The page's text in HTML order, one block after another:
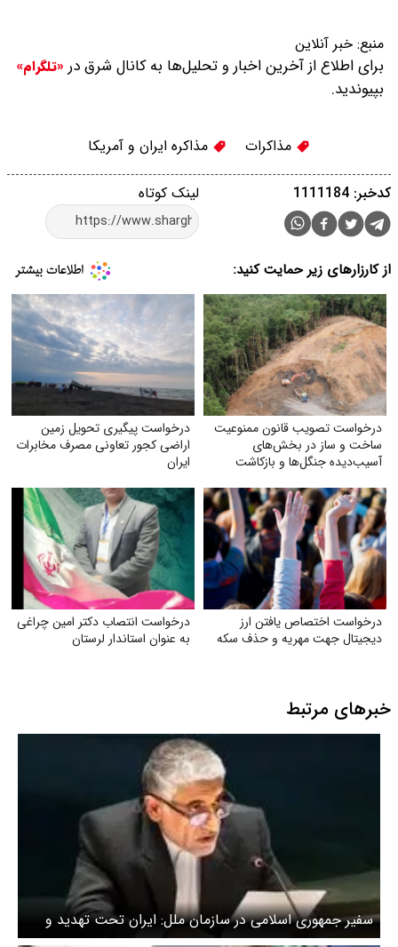
منبع: خبر آنلاین
برای اطلاع از آخرین اخبار و تحلیل‌ها به کانال شرق در «تلگرام»
بپیوندید.
مذاکرات مذاکره ایران و آمریکا
لینک کوتاه کدخبر: 1111184
از کارزارهای زیر حمایت کنید:
درخواست تصویب قانون ممنوعیت
ساخت و ساز در بخش‌های
آسیب‌دیده جنگل‌ها و بازکاشت
آسیب‌دیده
درخواست پیگیری تحویل زمین
اراضی کجور تعاونی مصرف مخابرات
ایران
درخواست اختصاص یافتن ارز
دیجیتال جهت مهریه و حذف سکه
درخواست انتصاب دکتر امین چراغی
به عنوان استاندار لرستان
خبرهای مرتبط
سفیر جمهوری اسلامی در سازمان ملل: ایران تحت تهدید و
فشار مذاکره نمی‌کند